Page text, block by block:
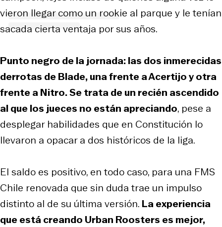
vieron llegar como un rookie al parque y le tenían
sacada cierta ventaja por sus años.
Punto negro de la jornada: las dos inmerecidas
derrotas de Blade, una frente a Acertijo y otra
frente a Nitro. Se trata de un recién ascendido
al que los jueces no están apreciando, pese a
desplegar habilidades que en Constitución lo
llevaron a opacar a dos históricos de la liga.
El saldo es positivo, en todo caso, para una FMS
Chile renovada que sin duda trae un impulso
distinto al de su última versión. La experiencia
que está creando Urban Roosters es mejor,